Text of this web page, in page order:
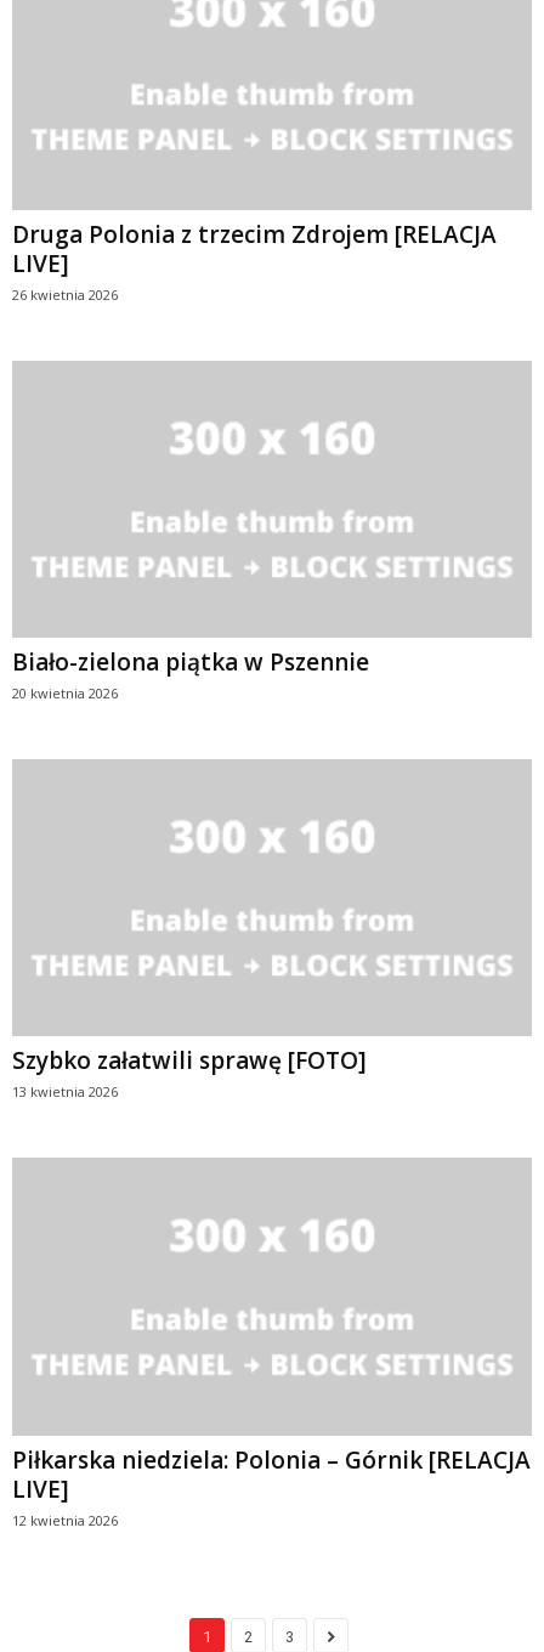
Druga Polonia z trzecim Zdrojem [RELACJA
LIVE]
26 kwietnia 2026
Biało-zielona piątka w Pszennie
20 kwietnia 2026
Szybko załatwili sprawę [FOTO]
13 kwietnia 2026
Piłkarska niedziela: Polonia – Górnik [RELACJA
LIVE]
12 kwietnia 2026
1 2 3